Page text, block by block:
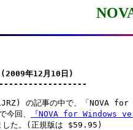
年12月10日)
の記事の中で、「NOVA for
今回、
『NOVA for Windows
した。(正規版は $59.95)